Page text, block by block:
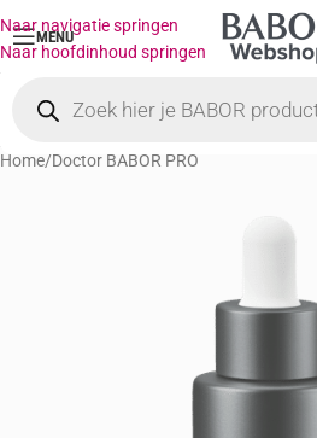
Naar navigatie springen
Naar hoofdinhoud springen
MENU
Home/Doctor BABOR PRO